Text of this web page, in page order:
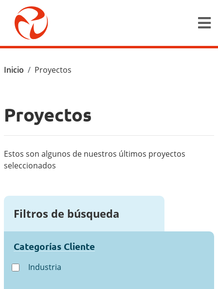
Pasar al contenido principal
Ruta de navegación
Inicio Proyectos
Proyectos
Estos son algunos de nuestros últimos proyectos
seleccionados
Filtros de búsqueda
Categorías Cliente
Industria